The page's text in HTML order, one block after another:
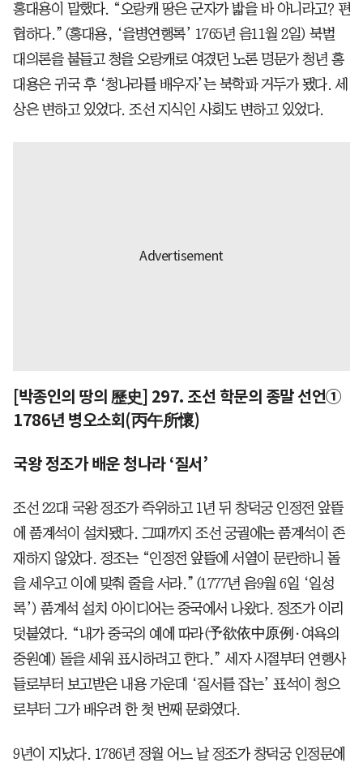
홍대용이 말했다. “오랑캐 땅은 군자가 밟을 바 아니라고? 편
협하다.”(홍대용, ‘을병연행록’ 1765년 음11월 2일) 북벌
대의론을 붙들고 청을 오랑캐로 여겼던 노론 명문가 청년 홍
대용은 귀국 후 ‘청나라를 배우자’는 북학파 거두가 됐다. 세
상은 변하고 있었다. 조선 지식인 사회도 변하고 있었다.
[박종인의 땅의 歷史] 297. 조선 학문의 종말 선언①
1786년 병오소회(丙午所懷)
국왕 정조가 배운 청나라 ‘질서’
조선 22대 국왕 정조가 즉위하고 1년 뒤 창덕궁 인정전 앞뜰
에 품계석이 설치됐다. 그때까지 조선 궁궐에는 품계석이 존
재하지 않았다. 정조는 “인정전 앞뜰에 서열이 문란하니 돌
을 세우고 이에 맞춰 줄을 서라.”(1777년 음9월 6일 ‘일성
록’) 품계석 설치 아이디어는 중국에서 나왔다. 정조가 이리
덧붙였다. “내가 중국의 예에 따라(予欲依中原例·여욕의
중원예) 돌을 세워 표시하려고 한다.” 세자 시절부터 연행사
들로부터 보고받은 내용 가운데 ‘질서를 잡는’ 표석이 청으
로부터 그가 배우려 한 첫 번째 문화였다.
9년이 지났다. 1786년 정월 어느 날 정조가 창덕궁 인정문에